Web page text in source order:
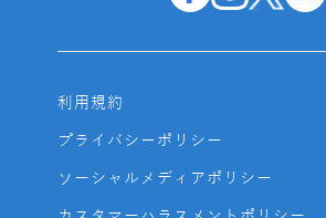
利用規約
プライバシーポリシー
ソーシャルメディアポリシー